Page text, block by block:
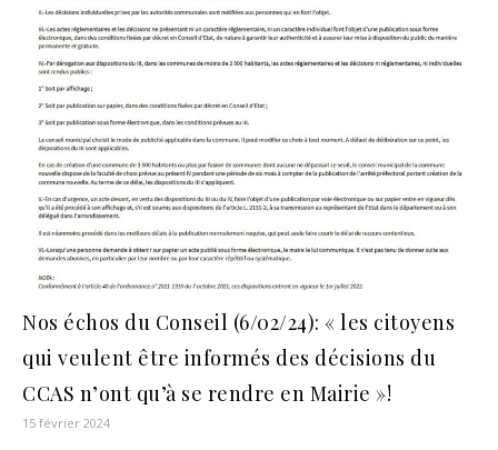
Nos échos du Conseil (6/02/24): « les citoyens
qui veulent être informés des décisions du
CCAS n’ont qu’à se rendre en Mairie »!
15 février 2024